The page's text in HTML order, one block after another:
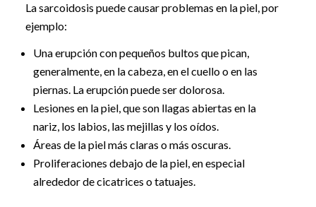
La sarcoidosis puede causar problemas en la piel, por
ejemplo:
Una erupción con pequeños bultos que pican,
generalmente, en la cabeza, en el cuello o en las
piernas. La erupción puede ser dolorosa.
Lesiones en la piel, que son llagas abiertas en la
nariz, los labios, las mejillas y los oídos.
Áreas de la piel más claras o más oscuras.
Proliferaciones debajo de la piel, en especial
alrededor de cicatrices o tatuajes.